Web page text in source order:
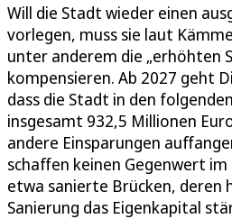
Will die Stadt wieder einen
vorlegen, muss sie laut
unter anderem die „erhöhten
kompensieren. Ab 2027 geht
dass die Stadt in den
insgesamt 932,5 Millionen
andere Einsparungen
schaffen keinen Gegenwert
etwa sanierte Brücken, deren
Sanierung das Eigenkapital